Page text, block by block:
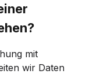
mit
wir Daten